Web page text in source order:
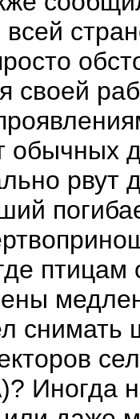
всей
рвут
Иногда